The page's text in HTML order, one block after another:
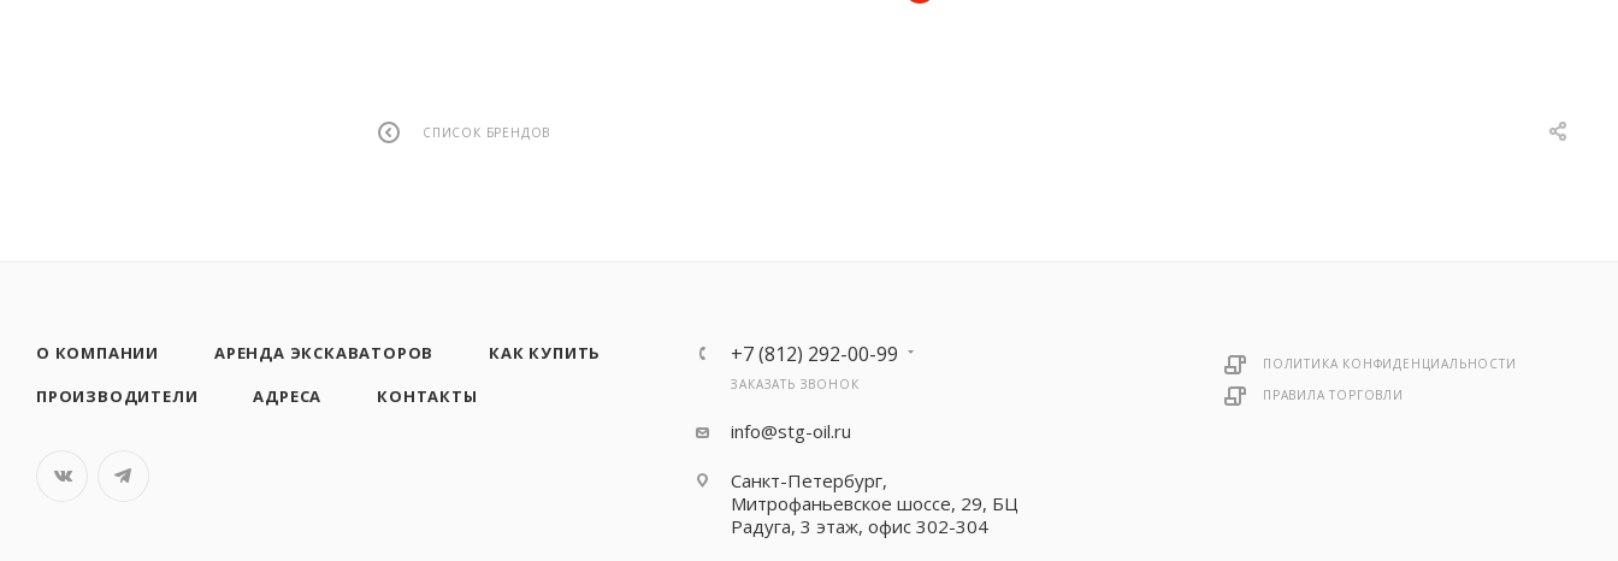
СПИСОК БРЕНДОВ
О КОМПАНИИ АРЕНДА ЭКСКАВАТОРОВ
КАК КУПИТЬ
ПРОИЗВОДИТЕЛИ
АДРЕСА КОНТАКТЫ
+7 (812) 292-00-99
ЗАКАЗАТЬ ЗВОНОК
info@stg-oil.ru
Санкт-Петербург,
Митрофаньевское шоссе, 29, БЦ
Радуга, 3 этаж, офис 302-304
ПОЛИТИКА КОНФИДЕНЦИАЛЬНОСТИ
ПРАВИЛА ТОРГОВЛИ